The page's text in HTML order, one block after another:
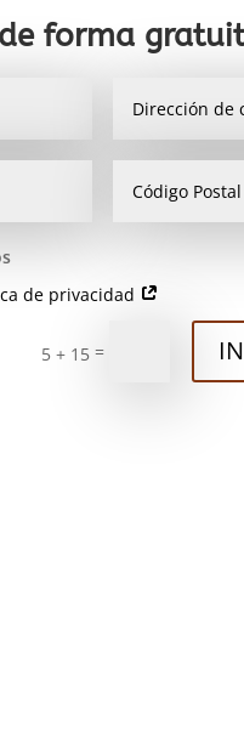
forma
de privacidad
5 + 15=